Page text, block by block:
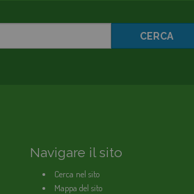
CERCA
Navigare il sito
Cerca nel sito
Mappa del sito